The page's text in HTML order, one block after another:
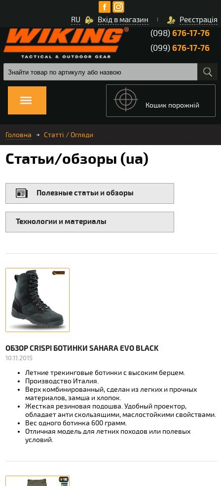
Вхід в магазин Реєстрація
RU
(098)676-17-76
(099)676-17-76
Кошик порожній
Головна Статті / Огляди
Статьи/обзоры (ua)
Полезные статьи и обзоры
Технологии и материалы
ОБЗОР CRISPI БОТИНКИ SAHARA EVO BLACK
10.11.2015
Летние трекинговые ботинки с высоким берцем.
Производство Италия.
Верх комбинированный, сделан из легких и прочных
материалов, замша и хлопок.
Жесткая резиновая подошва. Удобный проектор,
обладает анти скользящими, маслостойкими свойствами.
Вес одного ботинка 600 грамм.
Отличная модель для летних походов или полевых
условий.